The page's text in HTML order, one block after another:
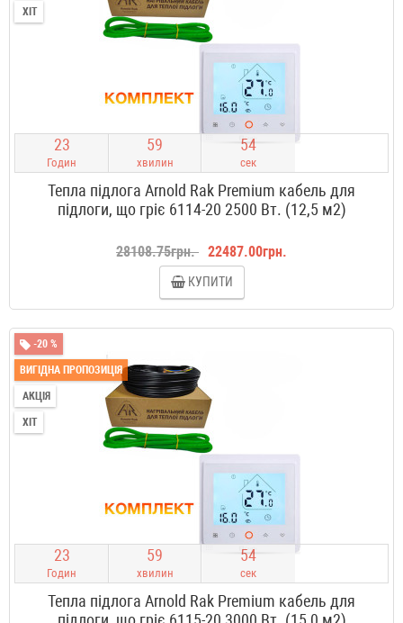
ХІТ
23
Годин
59
хвилин
53
сек
Тепла підлога Arnold Rak Premium кабель для
підлоги, що гріє 6114-20 2500 Вт. (12,5 м2)
28108.75грн. 22487.00грн.
КУПИТИ
-20 %
ВИГІДНА ПРОПОЗИЦІЯ
АКЦІЯ
ХІТ
23
Годин
59
хвилин
53
сек
Тепла підлога Arnold Rak Premium кабель для